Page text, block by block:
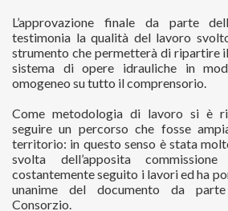
L’approvazione finale da parte
testimonia la qualità del lavoro
strumento che permetterà di ripartire
sistema di opere idrauliche in
omogeneo su tutto il comprensorio.
Come metodologia di lavoro si è
seguire un percorso che fosse
territorio: in questo senso è stata
svolta dell’apposita
costantemente seguito i lavori ed ha
unanime del documento da parte
Consorzio.